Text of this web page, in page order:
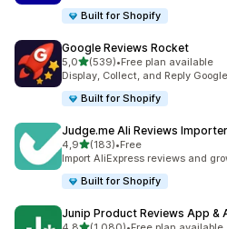
Built for Shopify
Google Reviews Rocket
5,0na 5 gwiazdek
(539)
Łączna liczba recenzji: 539
•Free plan available
Display, Collect, and Reply
Built for Shopify
Judge.me Ali Reviews Importer
4,9na 5 gwiazdek
(183)
Łączna liczba recenzji: 183
•Free
Import AliExpress reviews and
Built for Shopify
Junip Product Reviews App &
na 5 gwiazdek